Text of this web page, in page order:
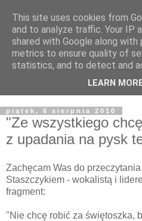
Żyjąc wiarą w
świecie
Blog pastora Pawła Bartosika
piątek, 6 sierpnia 2010
"Ze wszystkiego
z upadania na pysk
Zachęcam Was do
Staszczykiem - wokalistą i
fragment:
"Nie chcę robić za świętoszka,
This site uses cookies from
and to analyze traffic. Your IP
shared with Google along
metrics to ensure quality of
statistics, and to detect and
LEARN